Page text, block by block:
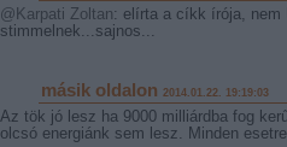
@Karpati Zoltan: elírta a cíkk írója, nem
stimmelnek...sajnos...
másik oldalon 2014.01.22. 19:19:03
Az tök jó lesz ha 9000 milliárdba fog
olcsó energiánk sem lesz. Minden